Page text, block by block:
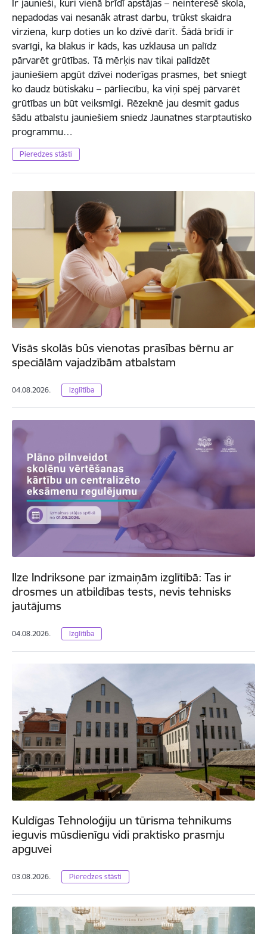
Ir jaunieši, kuri vienā brīdī apstājas – neinteresē skola,
nepadodas vai nesanāk atrast darbu, trūkst skaidra
virziena, kurp doties un ko dzīvē darīt. Šādā brīdī ir
svarīgi, ka blakus ir kāds, kas uzklausa un palīdz
pārvarēt grūtības. Tā mērķis nav tikai palīdzēt
jauniešiem apgūt dzīvei noderīgas prasmes, bet sniegt
ko daudz būtiskāku – pārliecību, ka viņi spēj pārvarēt
grūtības un būt veiksmīgi. Rēzeknē jau desmit gadus
šādu atbalstu jauniešiem sniedz Jaunatnes starptautisko
programmu…
Pieredzes stāsti
Visās skolās būs vienotas prasības bērnu ar
speciālām vajadzībām atbalstam
04.08.2026. Izglītība
Ilze Indriksone par izmaiņām izglītībā: Tas ir
drosmes un atbildības tests, nevis tehnisks
jautājums
04.08.2026. Izglītība
Kuldīgas Tehnoloģiju un tūrisma tehnikums
ieguvis mūsdienīgu vidi praktisko prasmju
apguvei
03.08.2026. Pieredzes stāsti